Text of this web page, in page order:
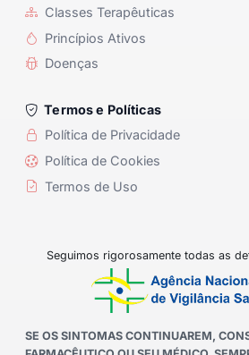
Classes Terapêuticas
Princípios Ativos
Doenças
Termos e Políticas
Política de Privacidade
Política de Cookies
Termos de Uso
Seguimos rigorosamente todas as
SE OS SINTOMAS CONTINUAREM,